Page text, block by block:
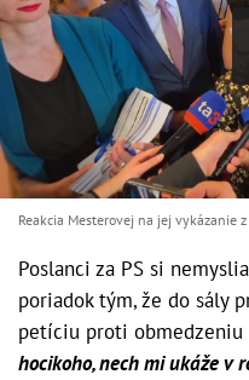
Reakcia Mesterovej na jej vykázanie
Poslanci za PS si
poriadok tým, že do sály
petíciu proti obmedzeniu
hocikoho, nech mi ukáže v